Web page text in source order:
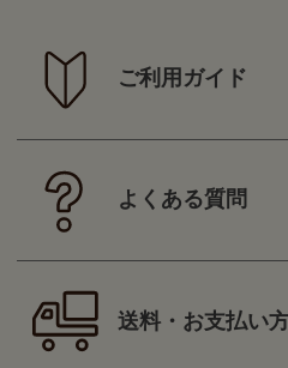
ご利用ガイド
よくある質問
送料・お支払い